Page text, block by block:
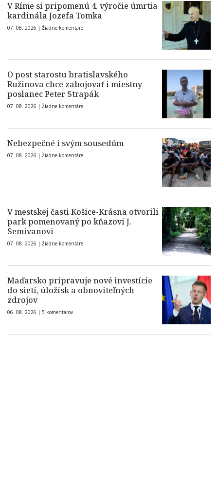
V Ríme si pripomenú 4. výročie úmrtia
kardinála Jozefa Tomka
07. 08. 2026 | Žiadne komentáre
O post starostu bratislavského
Ružinova chce zabojovať i miestny
poslanec Peter Strapák
07. 08. 2026 | Žiadne komentáre
Nebezpečné i svým sousedům
07. 08. 2026 | Žiadne komentáre
V mestskej časti Košice-Krásna otvorili
park pomenovaný po kňazovi J.
Semivanovi
07. 08. 2026 | Žiadne komentáre
Maďarsko pripravuje nové investície
do sietí, úložísk a obnoviteľných
zdrojov
06. 08. 2026 | 5 komentárov